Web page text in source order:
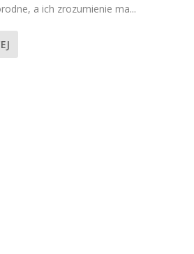
a ich zrozumienie ma...